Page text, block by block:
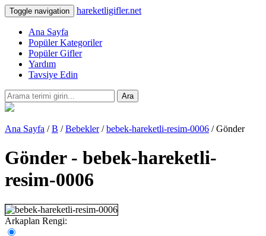
Toggle navigation hareketligifler.net
Ana Sayfa
Popüler Kategoriler
Popüler Gifler
Yardım
Tavsiye Edin
Ara
Ana Sayfa /B /Bebekler/bebek-hareketli-resim-0006 / Gönder
Gönder - bebek-hareketli-
resim-0006
Arkaplan Rengi: